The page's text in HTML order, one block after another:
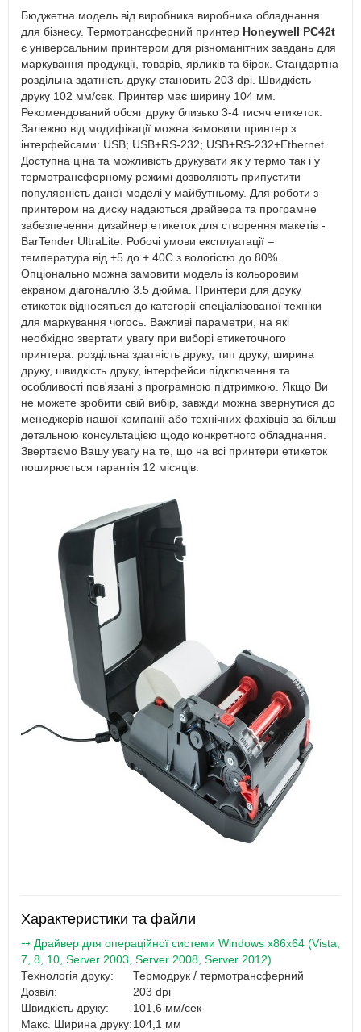
Бюджетна модель від виробника виробника обладнання
для бізнесу. Термотрансферний принтер Honeywell PC42t
є універсальним принтером для різноманітних завдань для
маркування продукції, товарів, ярликів та бірок. Стандартна
роздільна здатність друку становить 203 dpi. Швидкість
друку 102 мм/сек. Принтер має ширину 104 мм.
Рекомендований обсяг друку близько 3-4 тисяч етикеток.
Залежно від модифікації можна замовити принтер з
інтерфейсами: USB; USB+RS-232; USB+RS-232+Ethernet.
Доступна ціна та можливість друкувати як у термо так і у
термотрансферному режимі дозволяють припустити
популярність даної моделі у майбутньому. Для роботи з
принтером на диску надаються драйвера та програмне
забезпечення дизайнер етикеток для створення макетів -
BarTender UltraLite. Робочі умови експлуатації –
температура від +5 до + 40С з вологістю до 80%.
Опціонально можна замовити модель із кольоровим
екраном діагоналлю 3.5 дюйма. Принтери для друку
етикеток відносяться до категорії спеціалізованої техніки
для маркування чогось. Важливі параметри, на які
необхідно звертати увагу при виборі етикеточного
принтера: роздільна здатність друку, тип друку, ширина
друку, швидкість друку, інтерфейси підключення та
особливості пов'язані з програмною підтримкою. Якщо Ви
не можете зробити свій вибір, завжди можна звернутися до
менеджерів нашої компанії або технічних фахівців за більш
детальною консультацією щодо конкретного обладнання.
Звертаємо Вашу увагу на те, що на всі принтери етикеток
поширюється гарантія 12 місяців.
Характеристики та файли
⤍ Драйвер для операційної системи Windows x86x64 (Vista,
7, 8, 10, Server 2003, Server 2008, Server 2012)
Технологія друку:
Термодрук / термотрансферний
Дозвіл:
203 dpi
Швидкість друку:
101,6 мм/сек
Макс. Ширина друку:104,1 мм